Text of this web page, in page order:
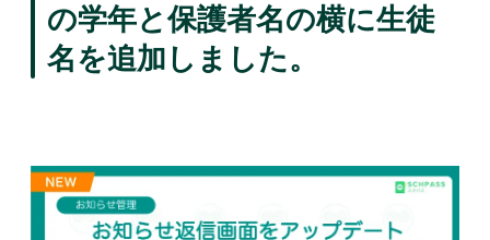
の学年と保護者名の横に生徒
名を追加しました。